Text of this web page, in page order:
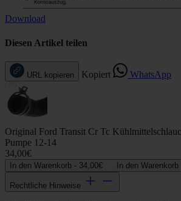
Download
Diesen Artikel teilen
URL kopieren Kopiert WhatsApp
Original Ford Transit Cr Tc
Pumpe 12-14
34,00€
In den Warenkorb - 34,00€ In den Warenkorb
Rechtliche Hinweise